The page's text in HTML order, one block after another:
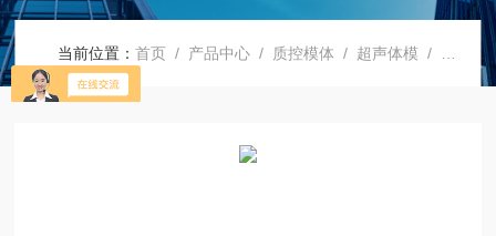
当前位置：首页 / 产品中心 / 质控模体 / 超声体模 / 美国acertara Advantage超声模体